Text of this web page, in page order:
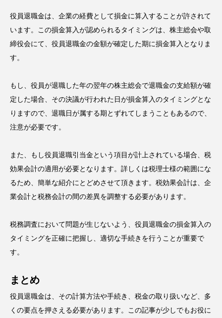
役員退職金は、企業の経費として損金に算入することが許されて
います。この損金算入が認められるタイミングは、株主総会や取
締役会にて、役員退職金の金額が確定した期に損金算入となりま
す。
もし、役員が退職した年の翌年の株主総会で退職金の支給額が確
定した場合、その決議が行われた日が損金算入のタイミングとな
りますので、退職日が属する期とずれてしまうこともあるので、
注意が必要です。
また、もし役員退職引当金という項目が計上されている場合、税
効果会計の適用が必要となります。詳しくは税理士様の範囲にな
るため、簡単な紹介にとどめさせて頂きます。税効果会計は、企
業会計と税務会計の間の差異を調整する必要があります。
税務調査において問題が生じないよう、役員退職金の損金算入の
タイミングを正確に把握し、適切な手続きを行うことが重要で
す。
まとめ
役員退職金は、その計算方法や手続き、税金の取り扱いなど、多
くの要点を押さえる必要があります。この記事が少しでもお役に